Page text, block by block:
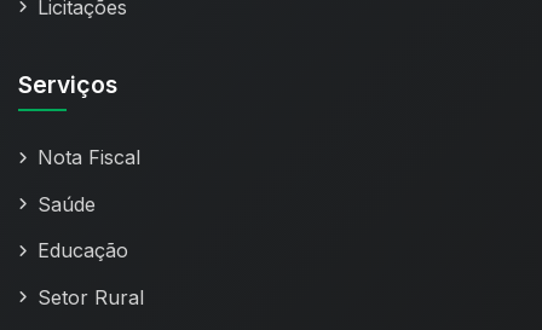
Licitações
Serviços
Nota Fiscal
Saúde
Educação
Setor Rural